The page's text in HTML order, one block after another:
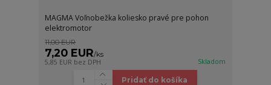
MAGMA Voľnobežka koliesko pravé pre pohon
elektromotor
11,00 EUR
7,20 EUR/ks
5,85 EUR bez DPH Skladom
Pridať do košíka